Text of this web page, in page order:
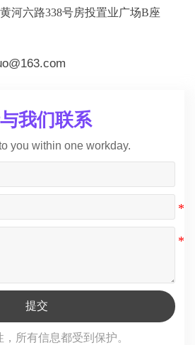
河六路338号房投置业广场B座
我们联系
you within one workday.
提交
所有信息都受到保护。